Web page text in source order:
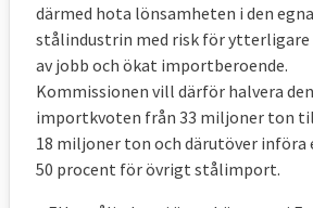
därmed hota lönsamheten i den egna
stålindustrin med risk för
av jobb och ökat importberoende.
Kommissionen vill därför halvera
importkvoten från 33 miljoner ton
18 miljoner ton och därutöver införa
50 procent för övrigt stålimport.